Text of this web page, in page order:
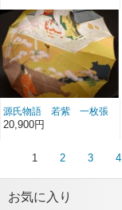
源氏物語 若紫 一枚張
りカーボン16本骨雨傘
20,900円
1 2 3 4
お気に入り